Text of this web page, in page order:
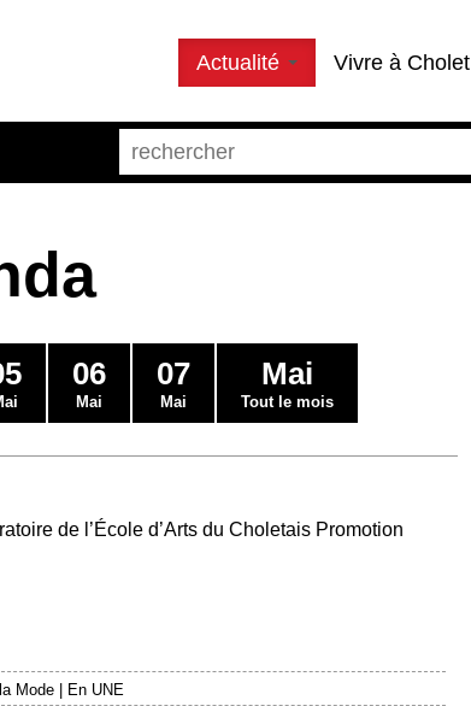
Actualité Vivre à Cholet
06
Mai
07
Mai
Mai
Tout le mois
de l’École d’Arts du Choletais Promotion
Mode | En UNE